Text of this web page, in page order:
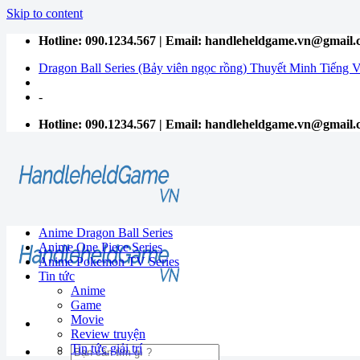
Skip to content
Hotline: 090.1234.567 | Email:
Dragon Ball Series (Bảy viên ngọc rồng) Thuyết Minh Tiếng
-
Hotline: 090.1234.567 | Email:
Anime Dragon Ball Series
Anime One Piece Series
Anime Pokemon TV Series
Tin tức
Anime
Game
Movie
Review truyện
Tin tức giải trí